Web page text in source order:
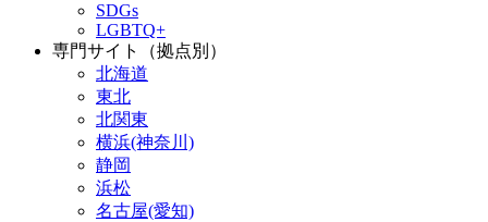
SDGs
LGBTQ+
専門サイト（拠点別）
北海道
東北
北関東
横浜(神奈川)
静岡
浜松
名古屋(愛知)